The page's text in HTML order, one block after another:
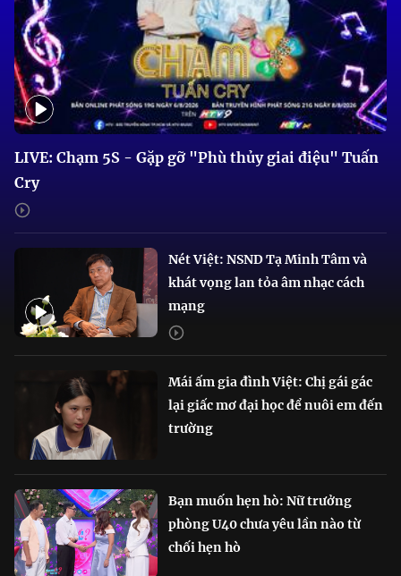
LIVE: Chạm 5S - Gặp gỡ "Phù thủy giai điệu" Tuấn
Cry
Nét Việt: NSND Tạ Minh Tâm và
khát vọng lan tỏa âm nhạc cách
mạng
Mái ấm gia đình Việt: Chị gái gác
lại giấc mơ đại học để nuôi em đến
trường
Bạn muốn hẹn hò: Nữ trưởng
phòng U40 chưa yêu lần nào từ
chối hẹn hò